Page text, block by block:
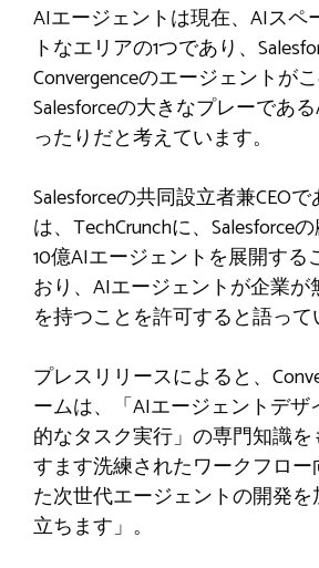
AIエージェントは現在、AIスペ
トなエリアの1つであり、
Convergenceのエージェントが
Salesforceの大きなプレーであ
ったりだと考えています。
Salesforceの共同設立者兼CEO
は、TechCrunchに、Salesforce
10億AIエージェントを展開する
おり、AIエージェントが企業が
を持つことを許可すると語って
プレスリリースによると、
ームは、「AIエージェントデ
的なタスク実行」の専門知識を
すます洗練されたワークフロ
た次世代エージェントの開発
立ちます」。